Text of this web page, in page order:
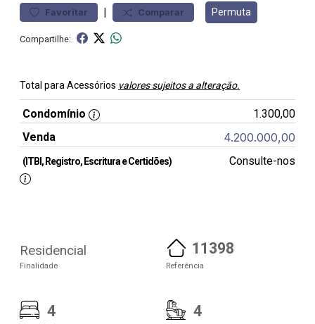
Favoritar | Comparar Permuta
Compartilhe:
Total para Acessórios valores sujeitos a alteração.
Condomínio
1.300,00
Venda
4.200.000,00
(ITBI, Registro, Escritura e Certidões) Consulte-nos
Residencial
Finalidade
11398
Referência
4 4